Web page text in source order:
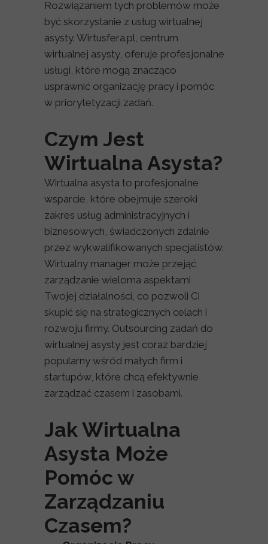
Rozwiązaniem tych problemów może
być skorzystanie z usług wirtualnej
asysty. Wirtusfera.pl, centrum
wirtualnej asysty, oferuje profesjonalne
usługi, które mogą znacząco
usprawnić organizację pracy i pomóc
w priorytetyzacji zadań.
Czym Jest
Wirtualna Asysta?
Wirtualna asysta to profesjonalne
wsparcie, które obejmuje szeroki
zakres usług administracyjnych i
biznesowych, świadczonych zdalnie
przez wykwalifikowanych specjalistów.
Wirtualny manager może przejąć
zarządzanie wieloma aspektami
Twojej działalności, co pozwoli Ci
skupić się na strategicznych celach i
rozwoju firmy. Outsourcing zadań do
wirtualnej asysty jest coraz bardziej
popularny wśród małych firm i
startupów, które chcą efektywnie
zarządzać czasem i zasobami.
Jak Wirtualna
Asysta Może
Pomóc w
Zarządzaniu
Czasem?